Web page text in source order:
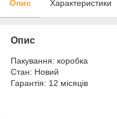
Опис Характеристики
Опис
Пакування: коробка
Стан: Новий
Гарантія: 12 місяців